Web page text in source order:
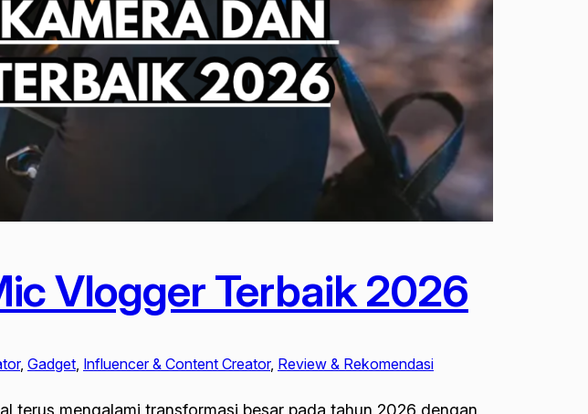
Vlogger Terbaik 2026
, Gadget Influencer & Content Creator, Review & Rekomendasi
terus mengalami transformasi besar pada tahun 2026 dengan